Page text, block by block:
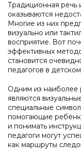
Традиционная речь
оказываются
Многие из них
визуально или
восприятие. Вот
эффективных
становится
педагогов в
Одним из наиболее
являются
специальные
помогающие
и понимать
педагоги могут
как маршруты